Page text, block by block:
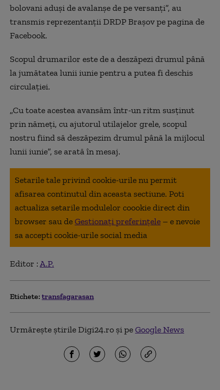
bolovani aduşi de avalanşe de pe versanţi”, au
transmis reprezentanţii DRDP Braşov pe pagina de
Facebook.
Scopul drumarilor este de a deszăpezi drumul până
la jumătatea lunii iunie pentru a putea fi deschis
circulației.
„Cu toate acestea avansăm într-un ritm susţinut
prin nămeţi, cu ajutorul utilajelor grele, scopul
nostru fiind să deszăpezim drumul până la mijlocul
lunii iunie”, se arată în mesaj.
Setarile tale privind cookie-urile nu permit
afisarea continutul din aceasta sectiune. Poti
actualiza setarile modulelor coookie direct din
browser sau deGestionați preferințele – e nevoie
sa accepti cookie-urile social media
Editor :A.P.
Etichete: transfagarasan
Urmărește știrile Digi24.ro și peGoogle News